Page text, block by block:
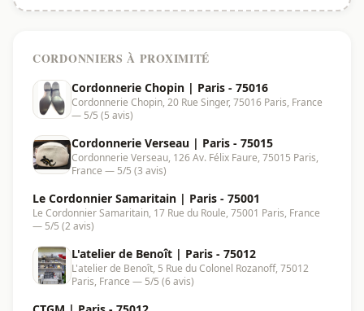
CORDONNIERS À PROXIMITÉ
Cordonnerie Chopin | Paris - 75016
Cordonnerie Chopin, 20 Rue Singer, 75016 Paris, France
— 5/5 (5 avis)
Cordonnerie Verseau | Paris - 75015
Cordonnerie Verseau, 126 Av. Félix Faure, 75015 Paris,
France — 5/5 (3 avis)
Le Cordonnier Samaritain | Paris - 75001
Le Cordonnier Samaritain, 17 Rue du Roule, 75001 Paris, France
— 5/5 (2 avis)
L'atelier de Benoît | Paris - 75012
L'atelier de Benoît, 5 Rue du Colonel Rozanoff, 75012
Paris, France — 5/5 (6 avis)